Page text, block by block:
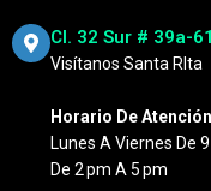
Cl. 32 Sur # 39a-61
Visítanos Santa RIta
Horario De
Lunes A Viernes De
De 2 Pm A 5 Pm